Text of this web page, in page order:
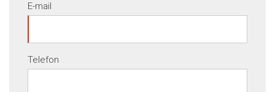
E-mail
Telefon